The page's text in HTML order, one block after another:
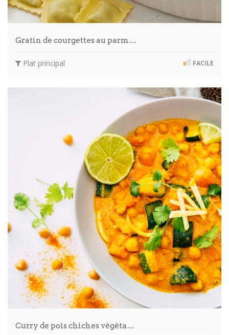
Gratin de courgettes au parm…
Plat principal FACILE
Curry de pois chiches végéta…